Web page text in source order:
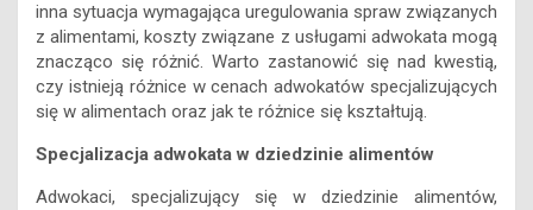
inna sytuacja wymagająca uregulowania spraw związanych
z alimentami, koszty związane z usługami adwokata mogą
znacząco się różnić. Warto zastanowić się nad kwestią,
czy istnieją różnice w cenach adwokatów specjalizujących
się w alimentach oraz jak te różnice się kształtują.
Specjalizacja adwokata w dziedzinie alimentów
Adwokaci, specjalizujący się w dziedzinie alimentów,